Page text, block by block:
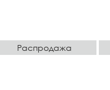
Распродажа